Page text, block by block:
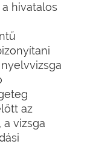
hivatalos
az
a vizsga